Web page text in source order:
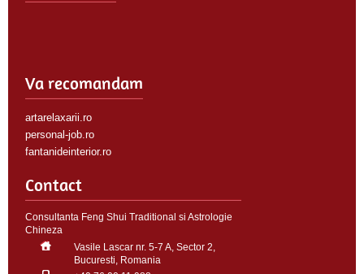
Va recomandam
artarelaxarii.ro
personal-job.ro
fantanideinterior.ro
Contact
Consultanta Feng Shui Traditional si Astrologie
Chineza
Vasile Lascar nr. 5-7 A, Sector 2,
Bucuresti, Romania